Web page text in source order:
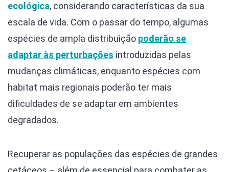
ecológica, considerando características da sua
escala de vida. Com o passar do tempo, algumas
espécies de ampla distribuição poderão se
adaptar às perturbações introduzidas pelas
mudanças climáticas, enquanto espécies com
habitat mais regionais poderão ter mais
dificuldades de se adaptar em ambientes
degradados.
Recuperar as populações das espécies de grandes